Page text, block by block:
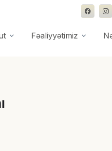
Fəaliyyətimiz